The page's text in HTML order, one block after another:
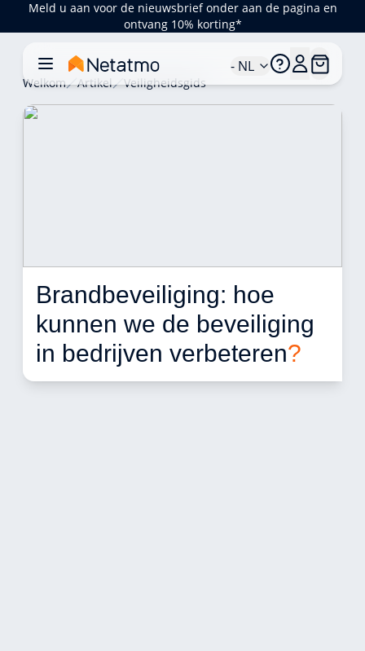
Meld u aan voor de nieuwsbrief onder aan de pagina en
ontvang 10% korting*
- NL
Welkom Artikel Veiligheidsgids
Brandbeveiliging: hoe
kunnen we de beveiliging
in bedrijven verbeteren?